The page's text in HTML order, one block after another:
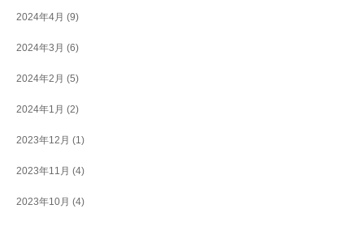
2024年4月 (9)
2024年3月 (6)
2024年2月 (5)
2024年1月 (2)
2023年12月 (1)
2023年11月 (4)
2023年10月 (4)